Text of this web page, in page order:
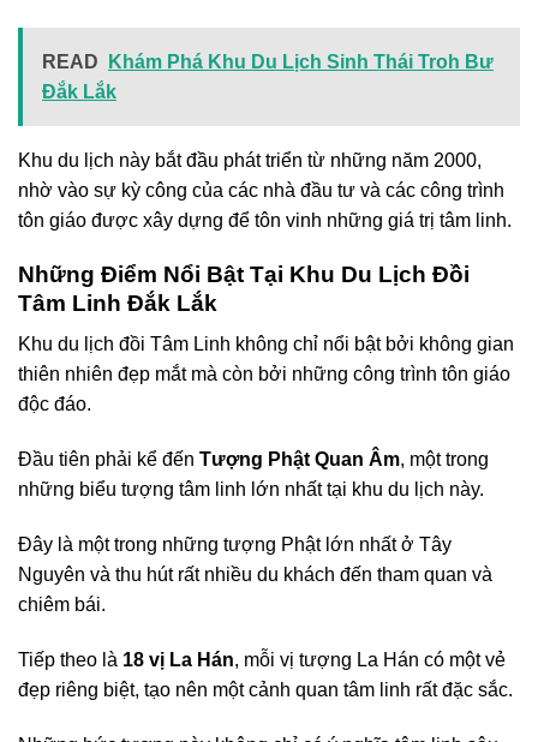
READ
Khám Phá Khu Du Lịch Sinh Thái Troh Bư
Đắk Lắk
Khu du lịch này bắt đầu phát triển từ những năm 2000,
nhờ vào sự kỳ công của các nhà đầu tư và các công trình
tôn giáo được xây dựng để tôn vinh những giá trị tâm linh.
Những Điểm Nổi Bật Tại Khu Du Lịch Đồi
Tâm Linh Đắk Lắk
Khu du lịch đồi Tâm Linh không chỉ nổi bật bởi không gian
thiên nhiên đẹp mắt mà còn bởi những công trình tôn giáo
độc đáo.
Đầu tiên phải kể đến Tượng Phật Quan Âm, một trong
những biểu tượng tâm linh lớn nhất tại khu du lịch này.
Đây là một trong những tượng Phật lớn nhất ở Tây
Nguyên và thu hút rất nhiều du khách đến tham quan và
chiêm bái.
Tiếp theo là 18 vị La Hán, mỗi vị tượng La Hán có một vẻ
đẹp riêng biệt, tạo nên một cảnh quan tâm linh rất đặc sắc.